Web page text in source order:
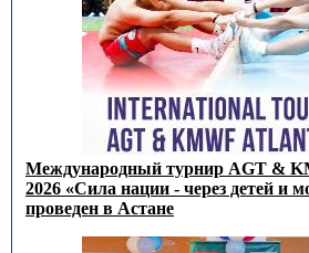
Международный турнир AGT &
2026 «Сила нации - через детей и
проведен в Астане